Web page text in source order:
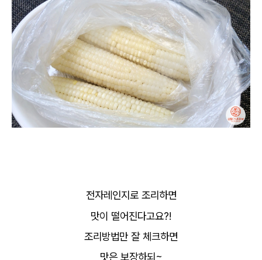
전자레인지로 조리하면
맛이 떨어진다고요?!
조리방법만 잘 체크하면
맛은 보장하되~